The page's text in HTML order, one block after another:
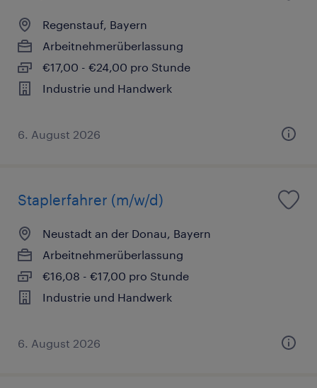
Regenstauf, Bayern
Arbeitnehmerüberlassung
€17,00 - €24,00 pro Stunde
Industrie und Handwerk
6. August 2026
Staplerfahrer (m/w/d)
Neustadt an der Donau, Bayern
Arbeitnehmerüberlassung
€16,08 - €17,00 pro Stunde
Industrie und Handwerk
6. August 2026